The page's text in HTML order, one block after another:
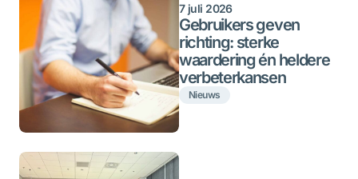
7 juli 2026
Gebruikers geven
richting: sterke
waardering én heldere
verbeterkansen
Nieuws